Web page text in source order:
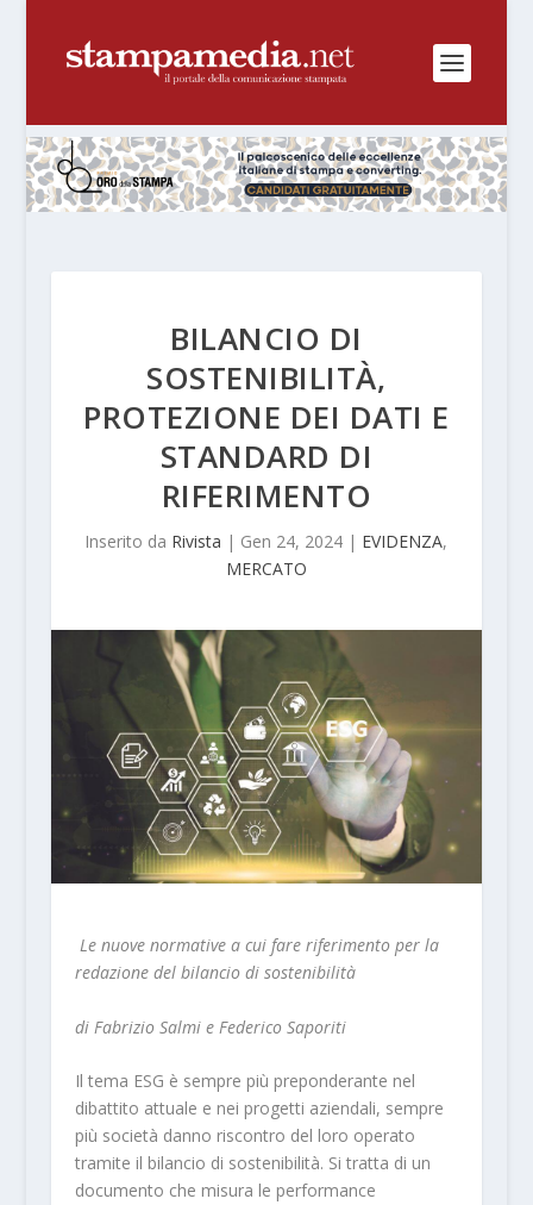
BILANCIO DI
SOSTENIBILITÀ,
PROTEZIONE DEI DATI E
STANDARD DI
RIFERIMENTO
Inserito da Rivista | Gen 24, 2024 | EVIDENZA,
MERCATO
Le nuove normative a cui fare riferimento per la
redazione del bilancio di sostenibilità
di Fabrizio Salmi e Federico Saporiti
Il tema ESG è sempre più preponderante nel
dibattito attuale e nei progetti aziendali, sempre
più società danno riscontro del loro operato
tramite il bilancio di sostenibilità. Si tratta di un
documento che misura le performance